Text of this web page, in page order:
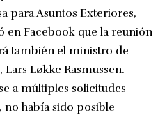
para Asuntos Exteriores,
Facebook que la reunión
también el ministro de
Løkke Rasmussen.
a múltiples solicitudes
no había sido posible